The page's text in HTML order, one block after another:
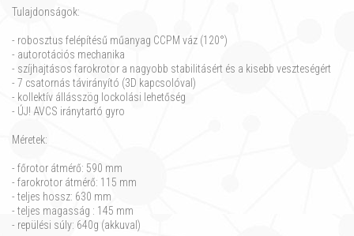
Tulajdonságok:
- robosztus felépítésű műanyag CCPM váz (120°)
- autorotációs mechanika
- szíjhajtásos farokrotor a nagyobb stabilitásért és a kisebb veszteségért
- 7 csatornás távirányító (3D kapcsolóval)
- kollektív állásszög lockolási lehetőség
- ÚJ! AVCS iránytartó gyro
Méretek:
- főrotor átmérő: 590 mm
- farokrotor átmérő: 115 mm
- teljes hossz: 630 mm
- teljes magasság : 145 mm
- repülési súly: 640g (akkuval)